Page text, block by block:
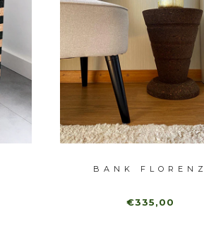
BANK FLORENZ
€335,00